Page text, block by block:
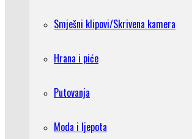
Smješni klipovi/Skrivena kamera
Hrana i piće
Putovanja
Moda i ljepota